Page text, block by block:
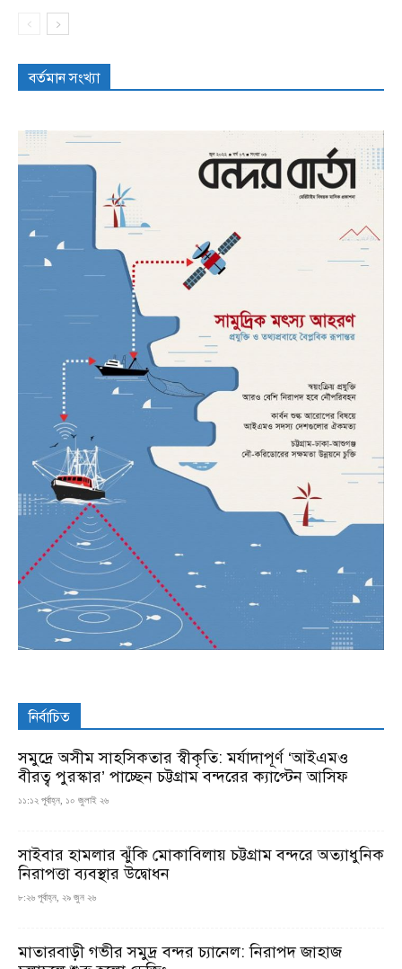
বর্তমান সংখ্যা
নির্বাচিত
সমুদ্রে অসীম সাহসিকতার স্বীকৃতি: মর্যাদাপূর্ণ ‘আইএমও
বীরত্ব পুরস্কার’ পাচ্ছেন চট্টগ্রাম বন্দরের ক্যাপ্টেন আসিফ
১১:১২ পূর্বাহ্ন, ১০ জুলাই ২৬
সাইবার হামলার ঝুঁকি মোকাবিলায় চট্টগ্রাম বন্দরে অত্যাধুনিক
নিরাপত্তা ব্যবস্থার উদ্বোধন
৮:২৬ পূর্বাহ্ন, ২৯ জুন ২৬
মাতারবাড়ী গভীর সমুদ্র বন্দর চ্যানেল: নিরাপদ জাহাজ